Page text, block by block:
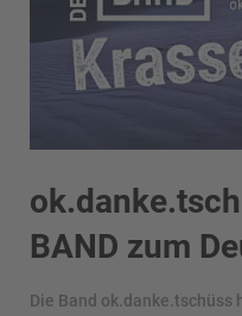
BAND zum
Die Band ok.danke.tschüss